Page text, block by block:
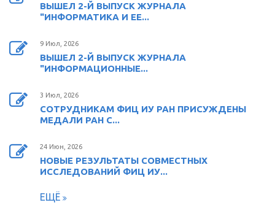
ВЫШЕЛ 2-Й ВЫПУСК ЖУРНАЛА
"ИНФОРМАТИКА И ЕЕ...
9 Июл, 2026
ВЫШЕЛ 2-Й ВЫПУСК ЖУРНАЛА
"ИНФОРМАЦИОННЫЕ...
3 Июл, 2026
СОТРУДНИКАМ ФИЦ ИУ РАН ПРИСУЖДЕНЫ
МЕДАЛИ РАН С...
24 Июн, 2026
НОВЫЕ РЕЗУЛЬТАТЫ СОВМЕСТНЫХ
ИССЛЕДОВАНИЙ ФИЦ ИУ...
ЕЩЁ